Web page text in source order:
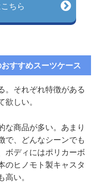
ちら
すすめスーツケース
。それぞれ特徴がある
しい。
な商品が多い。あまり
で、どんなシーンでも
ボディにはポリカーボ
のヒノモト製キャスタ
い。